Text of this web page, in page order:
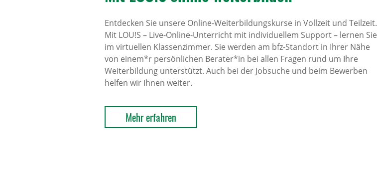
Entdecken Sie unsere Online-Weiterbildungskurse in Vollzeit und Teilzeit.
Mit LOU!S – Live-Online-Unterricht mit individuellem Support – lernen Sie
im virtuellen Klassenzimmer. Sie werden am bfz-Standort in Ihrer Nähe
von einem*r persönlichen Berater*in bei allen Fragen rund um Ihre
Weiterbildung unterstützt. Auch bei der Jobsuche und beim Bewerben
helfen wir Ihnen weiter.
Mehr erfahren